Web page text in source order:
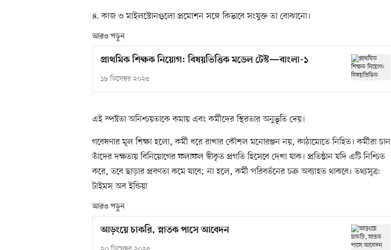
৪. কাজ ও মাইলস্টোনগুলো প্রমোশন সঙ্গে কিভাবে সংযুক্ত তা বোঝানো।
আরও পড়ুন
প্রাথমিক শিক্ষক নিয়োগ: বিষয়ভিত্তিক মডেল টেস্ট—বাংলা-১
১৮ ডিসেম্বর ২০২৫
এই স্পষ্টতা অনিশ্চয়তাকে কমায় এবং কর্মীদের স্থিরতার অনুভূতি দেয়।
গবেষণার মূল শিক্ষা হলো, কর্মী ধরে রাখার কৌশল মনোরঞ্জন নয়, কাঠামোতে নিহিত। কর্মীরা চান
তাঁদের দক্ষতায় বিনিয়োগের ফলাফল স্বীকৃত প্রগতি হিসেবে দেখা যাক। প্রতিষ্ঠান যদি এটি নিশ্চিত
করে, তবে ছাড়ার প্রবণতা কমে যাবে; না হলে, কর্মী পরিবর্তনের চক্র অব্যাহত থাকবে। তথ্যসূত্র:
টাইমস অব ইন্ডিয়া
আরও পড়ুন
আড়ংয়ে চাকরি, স্নাতক পাসে আবেদন